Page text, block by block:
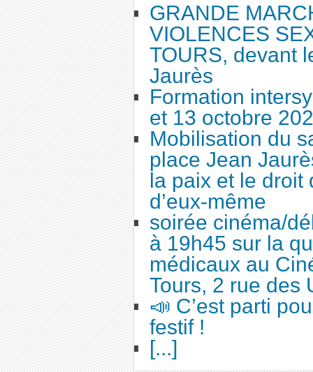
GRANDE
VIOLENCES
TOURS, devant
Jaurès
Formation
et 13 octobre
Mobilisation du
place Jean
la paix et le droit
d’eux-même
soirée cinéma/
à 19h45 sur la
médicaux au
Tours, 2 rue des
📣 C’est parti
festif !
[...]